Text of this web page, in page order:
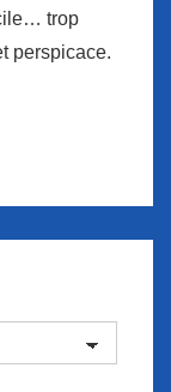
trop
perspicace.